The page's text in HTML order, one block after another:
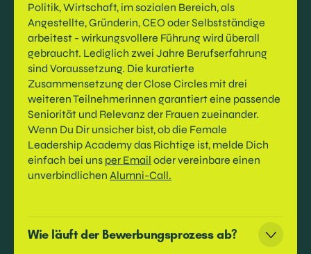
Politik, Wirtschaft, im sozialen Bereich, als
Angestellte, Gründerin, CEO oder Selbstständige
arbeitest - wirkungsvollere Führung wird überall
gebraucht. Lediglich zwei Jahre Berufserfahrung
sind Voraussetzung. Die kuratierte
Zusammensetzung der Close Circles mit drei
weiteren Teilnehmerinnen garantiert eine passende
Seniorität und Relevanz der Frauen zueinander.
Wenn Du Dir unsicher bist, ob die Female
Leadership Academy das Richtige ist, melde Dich
einfach bei uns per Email oder vereinbare einen
unverbindlichen Alumni-Call.
Wie läuft der Bewerbungsprozess ab?